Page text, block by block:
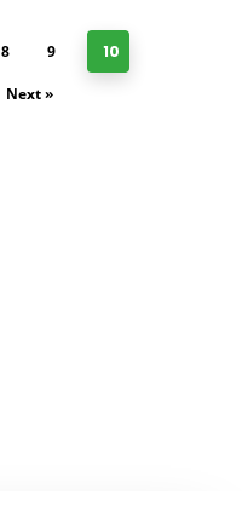
8 9 10
Next »